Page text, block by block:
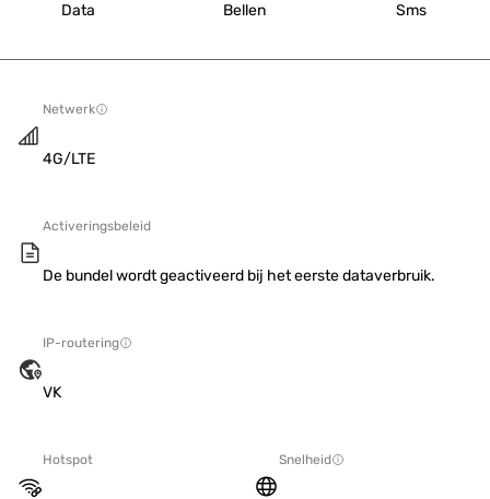
Data Bellen Sms
Netwerk
4G/LTE
Activeringsbeleid
De bundel wordt geactiveerd bij het eerste dataverbruik.
IP-routering
VK
Hotspot Snelheid